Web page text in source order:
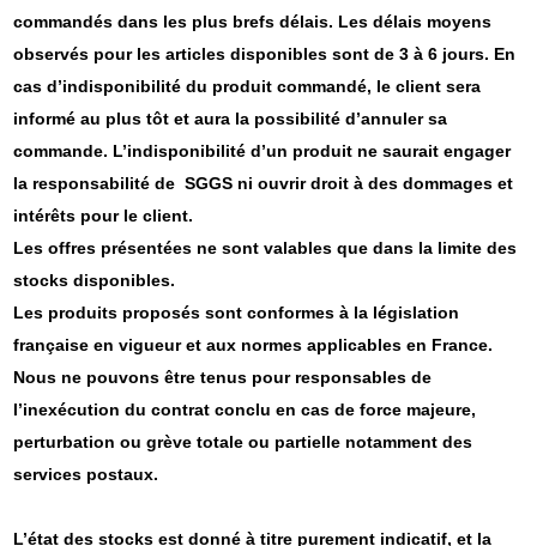
commandés dans les plus brefs délais. Les délais moyens
observés pour les articles disponibles sont de 3 à 6 jours. En
cas d’indisponibilité du produit commandé, le client sera
informé au plus tôt et aura la possibilité d’annuler sa
commande. L’indisponibilité d’un produit ne saurait engager
la responsabilité de SGGS ni ouvrir droit à des dommages et
intérêts pour le client.
Les offres présentées ne sont valables que dans la limite des
stocks disponibles.
Les produits proposés sont conformes à la législation
française en vigueur et aux normes applicables en France.
Nous ne pouvons être tenus pour responsables de
l’inexécution du contrat conclu en cas de force majeure,
perturbation ou grève totale ou partielle notamment des
services postaux.
L’état des stocks est donné à titre purement indicatif, et la